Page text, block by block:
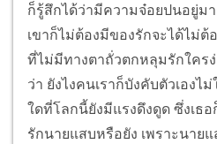
ก็รู้สึกได้ว่ามีความจ๋อยปนอยู่ม
เขาก็ไม่ต้องมีของรักจะได้ไม่ต้อ
ที่ไม่มีทางตาถั่วตกหลุมรักใคร
ว่า ยังไงคนเราก็บังคับตัวเองไ
ใดที่โลกนี้ยังมีแรงดึงดูด ซึ่งเธ
รักนายแสบหรือยัง เพราะนาย